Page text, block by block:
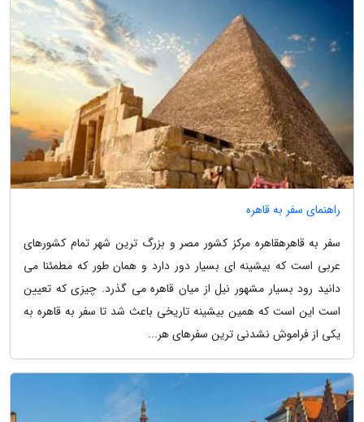
راهنمای سفر به قاهره
سفر به قاهرهقاهره مرکز کشور مصر و بزرگ ترین شهر تمام کشورهای
عربی است که بیشینه ای بسیار دور دارد و همان طور که مطمئنا می
دانید رود بسیار مشهور نیل از میان قاهره می گذرد. چیزی که تعیین
است این است که همین بیشینه تاریخی باعث شد تا سفر به قاهره به
یکی از فراموش نشدنی ترین سفرهای هر...